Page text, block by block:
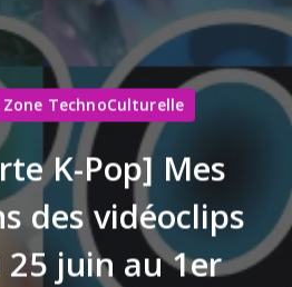
Zone TechnoCulturelle
K-Pop] Mes
des vidéoclips
25 juin au 1er